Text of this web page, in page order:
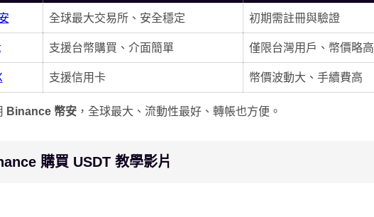
全球最大交易所、安全穩定 初期需註冊與驗證
支援台幣購買、介面簡單 僅限台灣用戶、幣價略高
支援信用卡 幣價波動大、手續費高
Binance 幣安，全球最大、流動性最好、轉帳也方便。
購買 USDT 教學影片